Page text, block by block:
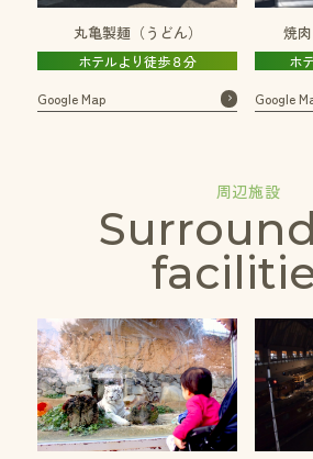
丸亀製麺（うどん）
ホテルより徒歩８分
Google Map
焼
ホ
Google
周辺施設